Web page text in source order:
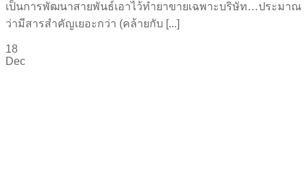
เป็นการพัฒนาสายพันธ์เอาไว้ทำยาขายเฉพาะบริษัท…ประมาณ
ว่ามีสารสำคัญเยอะกว่า (คล้ายกับ [...]
18
Dec